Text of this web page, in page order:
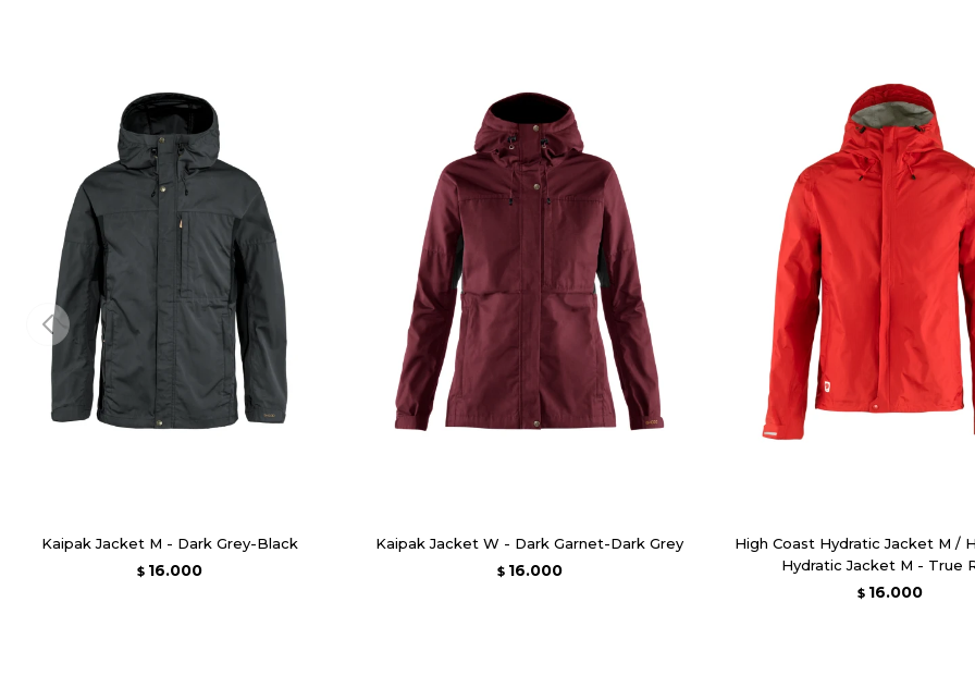
Kaipak Jacket M - Dark Grey-Black
$ 16.000
Kaipak Jacket W - Dark Garnet-Dark Grey
$ 16.000
High Coast Hydratic Jacket M /
Hydratic Jacket M - True
$ 16.000